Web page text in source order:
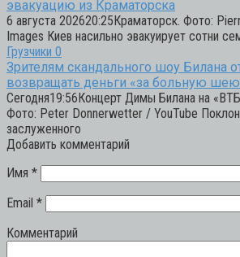
эвакуацию из Краматорска
6 августа 202620:25Краматорск. Фото:
Images Киев насильно эвакуирует сотни
Грузчики 0
Зрителям скандального шоу Билана
возвращать деньги «за больную
Сегодня19:56Концерт Димы Билана на
Фото: Peter Donnerwetter / YouTube
заслуженного
Добавить комментарий
Имя *
Email *
Комментарий